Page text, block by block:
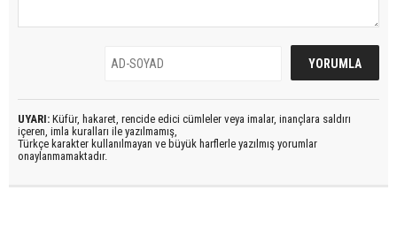
UYARI: Küfür, hakaret, rencide edici cümleler veya imalar, inançlara saldırı
içeren, imla kuralları ile yazılmamış,
Türkçe karakter kullanılmayan ve büyük harflerle yazılmış yorumlar
onaylanmamaktadır.